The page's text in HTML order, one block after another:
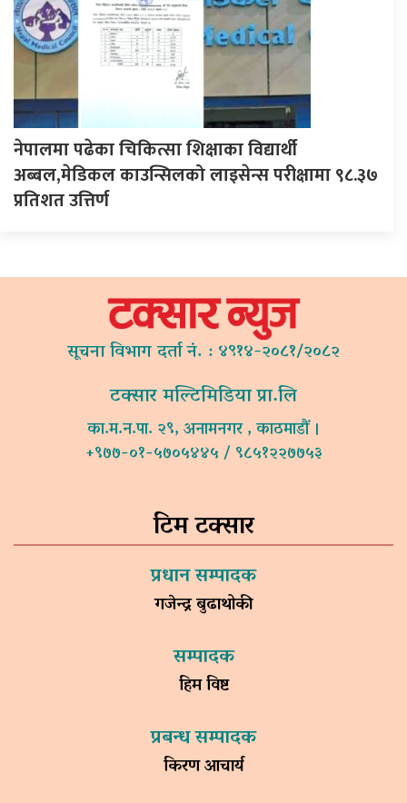
नेपालमा पढेका चिकित्सा शिक्षाका विद्यार्थी
अब्बल,मेडिकल काउन्सिलको लाइसेन्स परीक्षामा ९८.३७
प्रतिशत उत्तिर्ण
सूचना विभाग दर्ता नं. : ४९१४-२०८१/२०८२
टक्सार मल्टिमिडिया प्रा.लि
का.म.न.पा. २९, अनामनगर , काठमाडौं ।
+९७७-०१-५७०५४४५ / ९८५१२२७७५३
टिम टक्सार
प्रधान सम्पादक
गजेन्द्र बुढाथोकी
सम्पादक
हिम विष्ट
प्रबन्ध सम्पादक
किरण आचार्य